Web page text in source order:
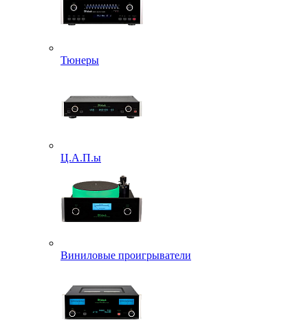
Тюнеры
Ц.А.П.ы
Виниловые проигрыватели